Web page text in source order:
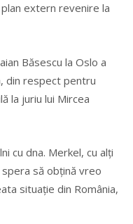
extern revenire la
Băsescu la Oslo a
din respect pentru
la juriu lui Mircea
cu dna. Merkel, cu alți
să obțină vreo
situație din România,